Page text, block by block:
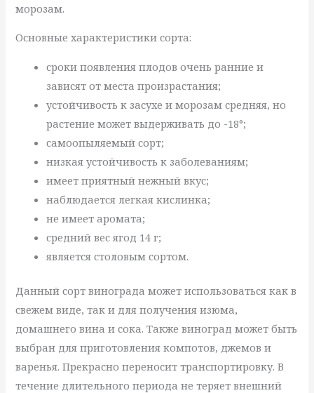
морозам.
Основные характеристики сорта:
сроки появления плодов очень ранние и
зависят от места произрастания;
устойчивость к засухе и морозам средняя, но
растение может выдерживать до -18°;
самоопыляемый сорт;
низкая устойчивость к заболеваниям;
имеет приятный нежный вкус;
наблюдается легкая кислинка;
не имеет аромата;
средний вес ягод 14 г;
является столовым сортом.
Данный сорт винограда может использоваться как в
свежем виде, так и для получения изюма,
домашнего вина и сока. Также виноград может быть
выбран для приготовления компотов, джемов и
варенья. Прекрасно переносит транспортировку. В
течение длительного периода не теряет внешний